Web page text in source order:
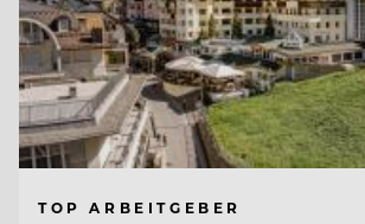
TOP ARBEITGEBER